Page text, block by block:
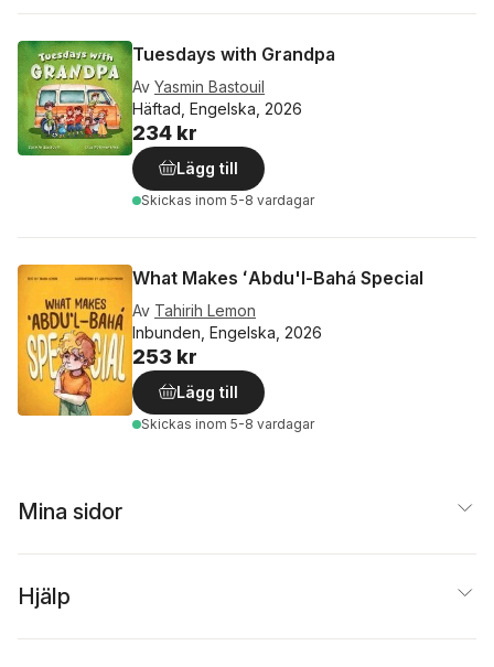
Tuesdays with Grandpa
Av Yasmin Bastouil
Häftad, Engelska, 2026
234 kr
Lägg till
Skickas inom 5-8 vardagar
What Makes ʻAbdu'l-Bahá Special
Av Tahirih Lemon
Inbunden, Engelska, 2026
253 kr
Lägg till
Skickas inom 5-8 vardagar
Mina sidor
Hjälp